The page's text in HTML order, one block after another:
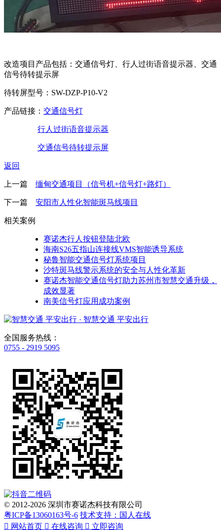
改造项目产品包括：交通信号灯、行人过街语音提示器、交通
信号待转提示屏
待转屏型号：SW-DZP-P10-V2
产品链接： 交通信号灯
行人过街语音提示器
交通信号待转提示屏
返回
上一篇 缅甸交通项目（信号机+信号灯+路灯）
下一篇 安阳市人性化智能斑马线项目
相关案例
赛诺杰行人按钮登陆北欧
海南S26五指山连接线VMS智能诱导系统
秘鲁智能交通信号灯系统项目
沙特斑马线警示系统的安全与人性化革新
赛诺杰智能交通信号灯助力苏州市智慧交通升级，
成效显著
南美信号灯应用成功案例
· 智慧交通 平安出行
全国服务热线：
0755 - 2919 5095
© 2012-2026 深圳市赛诺杰科技有限公司
粤ICP备13060163号-6 技术支持：国人在线
 网站首页  在线咨询  立即咨询